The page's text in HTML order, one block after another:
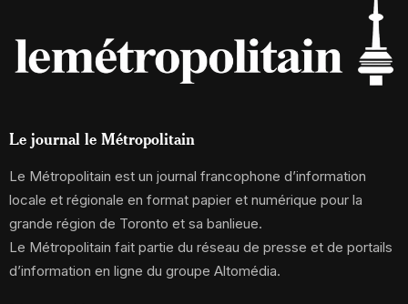
Le journal le Métropolitain
Le Métropolitain est un journal francophone d’information
locale et régionale en format papier et numérique pour la
grande région de Toronto et sa banlieue.
Le Métropolitain fait partie du réseau de presse et de portails
d’information en ligne du groupe Altomédia.